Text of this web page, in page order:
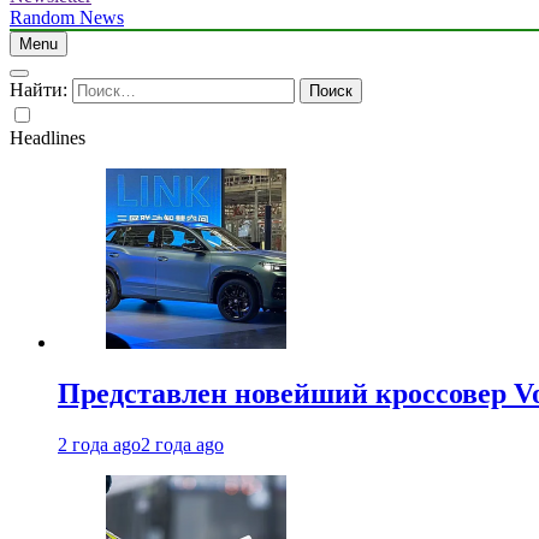
Random News
Menu
Найти:
Headlines
Представлен новейший кроссовер
2 года ago2 года ago